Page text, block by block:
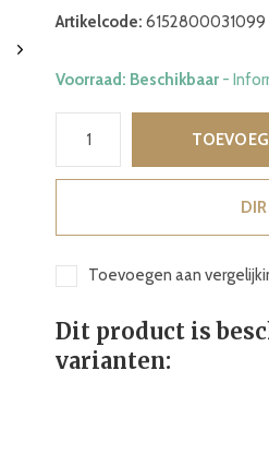
Artikelcode: 6152800031099
Voorraad: Beschikbaar -
Toevoegen aan
Dit product is
varianten: